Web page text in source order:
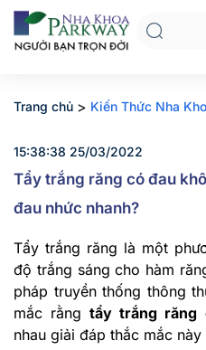
Trang chủ > Kiến Thức Nha
15:38:38 25/03/2022
Tẩy trắng răng có đau
đau nhức nhanh?
Tẩy trắng răng là một
độ trắng sáng cho hàm
pháp truyền thống thông
mắc rằngtẩy trắng răng
nhau giải đáp thắc mắc